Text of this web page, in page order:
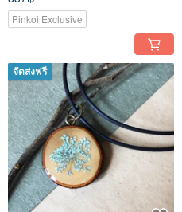
Pinkoi Exclusive
จัดส่งฟรี